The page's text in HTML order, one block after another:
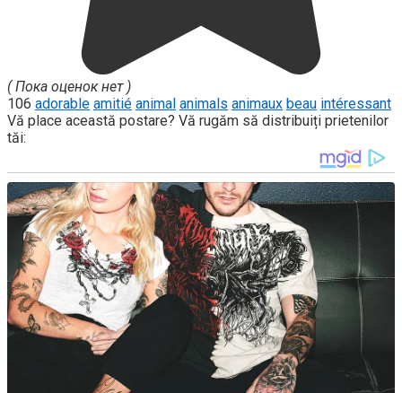
( Пока оценок нет )
106 adorable amitié animal animals animaux beau intéressant
Vă place această postare? Vă rugăm să distribuiți prietenilor
tăi: